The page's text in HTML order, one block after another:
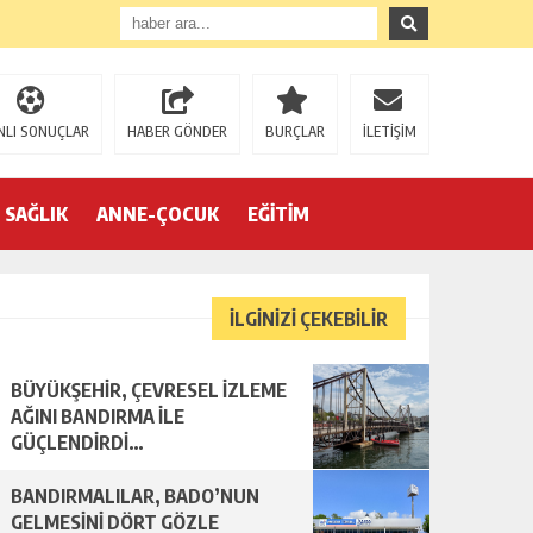
SONUÇLAR HABER GÖNDER BURÇLAR İLETİŞİM
SAĞLIK ANNE-ÇOCUK EĞİTİM
İLGİNİZİ ÇEKEBİLİR
BÜYÜKŞEHİR, ÇEVRESEL İZLEME
AĞINI BANDIRMA İLE
GÜÇLENDİRDİ…
BANDIRMALILAR, BADO’NUN
GELMESİNİ DÖRT GÖZLE